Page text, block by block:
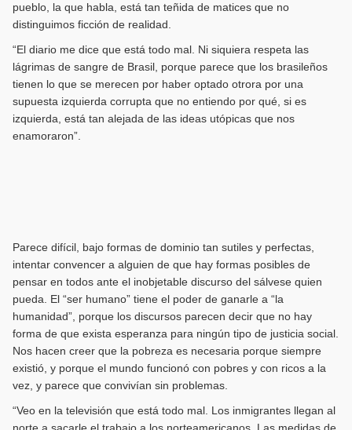
pueblo, la que habla, está tan teñida de matices que no
distinguimos ficción de realidad.
“El diario me dice que está todo mal. Ni siquiera respeta las
lágrimas de sangre de Brasil, porque parece que los brasileños
tienen lo que se merecen por haber optado otrora por una
supuesta izquierda corrupta que no entiendo por qué, si es
izquierda, está tan alejada de las ideas utópicas que nos
enamoraron”.
Parece difícil, bajo formas de dominio tan sutiles y perfectas,
intentar convencer a alguien de que hay formas posibles de
pensar en todos ante el inobjetable discurso del sálvese quien
pueda. El “ser humano” tiene el poder de ganarle a “la
humanidad”, porque los discursos parecen decir que no hay
forma de que exista esperanza para ningún tipo de justicia social.
Nos hacen creer que la pobreza es necesaria porque siempre
existió, y porque el mundo funcionó con pobres y con ricos a la
vez, y parece que convivían sin problemas.
“Veo en la televisión que está todo mal. Los inmigrantes llegan al